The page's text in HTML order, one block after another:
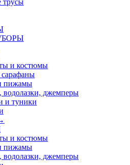
и костюмы
пижамы
водолазки, джемперы
и туники
и костюмы
пижамы
водолазки, джемперы